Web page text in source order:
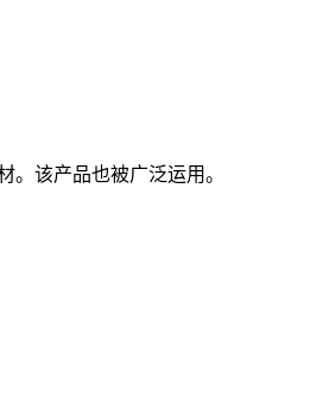
该产品也被广泛运用。